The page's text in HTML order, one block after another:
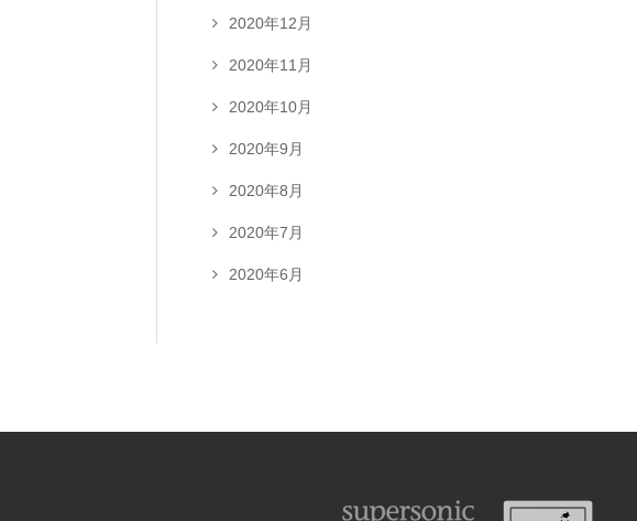
2020年12月
2020年11月
2020年10月
2020年9月
2020年8月
2020年7月
2020年6月